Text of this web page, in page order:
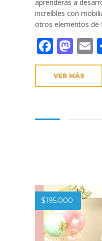
aprenderás a
increíbles con
otros elementos de
VER MÁS
$195.000